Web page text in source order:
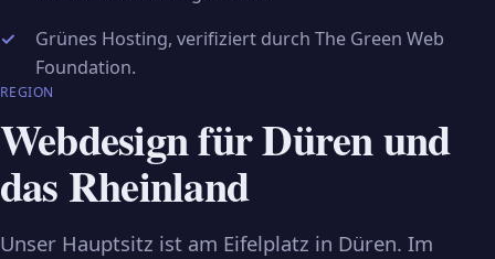
Grünes Hosting, verifiziert durch The Green Web
Foundation.
REGION
Webdesign für Düren und
das Rheinland
Unser Hauptsitz ist am Eifelplatz in Düren. Im